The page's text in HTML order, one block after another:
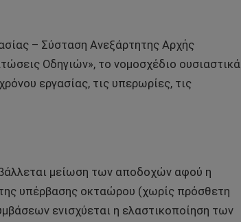
– Σύσταση Ανεξάρτητης Αρχής
Οδηγιών», το νομοσχέδιο ουσιαστικά
εργασίας, τις υπερωρίες, τις
μείωση των αποδοχών αφού η
υπέρβασης οκταώρου (χωρίς πρόσθετη
ενισχύεται η ελαστικοποίηση των